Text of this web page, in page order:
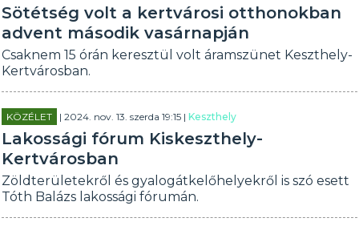
Sötétség volt a kertvárosi otthonokban
advent második vasárnapján
Csaknem 15 órán keresztül volt áramszünet Keszthely-
Kertvárosban.
KÖZÉLET | 2024. nov. 13. szerda 19:15 |Keszthely
Lakossági fórum Kiskeszthely-
Kertvárosban
Zöldterületekről és gyalogátkelőhelyekről is szó esett
Tóth Balázs lakossági fórumán.